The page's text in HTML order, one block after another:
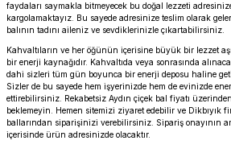
faydaları saymakla bitmeyecek bu doğal lezzeti
kargolamaktayız. Bu sayede adresinize teslim olarak
balının tadını aileniz ve sevdiklerinizle çıkartabilirsiniz.
Kahvaltıların ve her öğünün içerisine büyük bir lezzet
bir enerji kaynağıdır. Kahvaltıda veya sonrasında
dahi sizleri tüm gün boyunca bir enerji deposu haline
Sizler de bu sayede hem işyerinizde hem de evinizde
ettirebilirsiniz. Rekabetsiz Aydın çiçek bal fiyatı
beklemeyin. Hemen sitemizi ziyaret edebilir ve Dikbıyık
ballarından siparişinizi verebilirsiniz. Sipariş onayının
içerisinde ürün adresinizde olacaktır.